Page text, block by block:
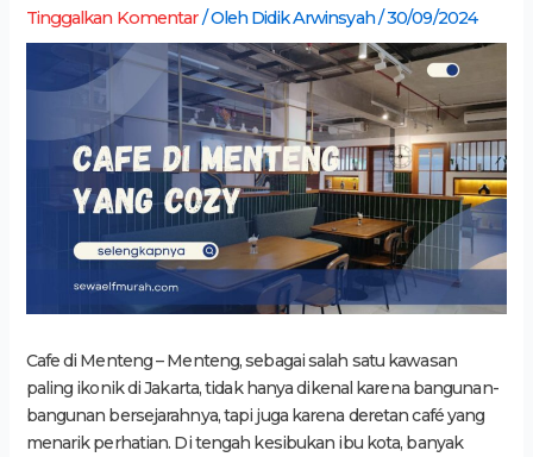
Tinggalkan Komentar/ OlehDidik Arwinsyah/30/09/2024
Cafe di Menteng – Menteng, sebagai salah satu kawasan
paling ikonik di Jakarta, tidak hanya dikenal karena bangunan-
bangunan bersejarahnya, tapi juga karena deretan café yang
menarik perhatian. Di tengah kesibukan ibu kota, banyak